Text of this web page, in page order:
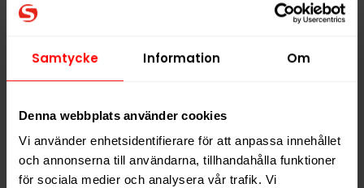
Samtycke Information Om
Denna webbplats använder cookies
Vi använder enhetsidentifierare för att anpassa innehållet
och annonserna till användarna, tillhandahålla funktioner
för sociala medier och analysera vår trafik. Vi
Alla produkter med smaken Kaffe,
Typ
Vitt Snus
Smak
Choklad,Kaffe,Kryddor
Format
Mini